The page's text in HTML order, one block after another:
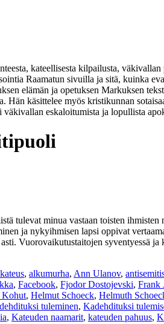
kateellisesta kilpailusta,
Raamatun sivuilla ja sitä, kuinka
elämän ja opetuksen Markuksen
Hän käsittelee myös kristikunnan
eskaloitumista ja lopullista
tulevat minua vastaan toisten
ja nykyihmisen lapsi oppivat
Vuorovaikutustaitojen syventyessä
, alkumurha, Ann Ulanov,
, Facebook, Fjodor Dostojevski, Frank
Kohut, Helmut Schoeck, Helmuth
tuleminen, Kadehdituksi
, Kateuden naamarit, kateuden pahuus,